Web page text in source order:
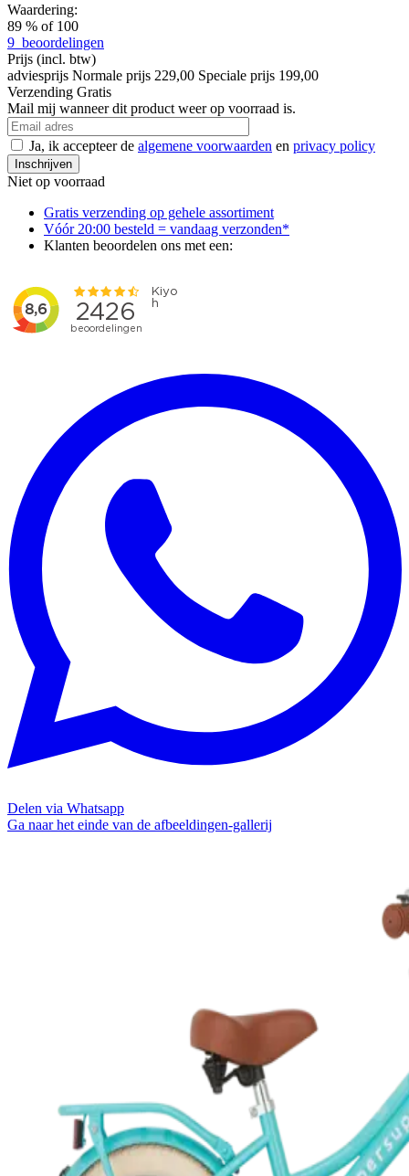
Waardering:
89 % of 100
9 beoordelingen
Prijs (incl. btw)
adviesprijs Normale prijs 229,00 Speciale prijs 199,00
Verzending Gratis
Mail mij wanneer dit product weer op voorraad is.
Ja, ik accepteer de algemene voorwaarden en privacy policy
Inschrijven
Niet op voorraad
Gratis verzending op gehele assortiment
Vóór 20:00 besteld = vandaag verzonden*
Klanten beoordelen ons met een:
Delen via Whatsapp
Ga naar het einde van de afbeeldingen-gallerij